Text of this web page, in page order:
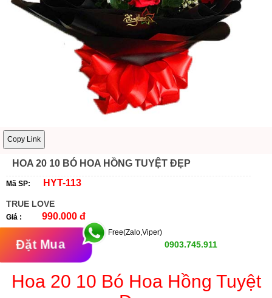
Copy Link
HOA 20 10 BÓ HOA HỒNG TUYỆT ĐẸP
Mã SP: HYT-113
TRUE LOVE
Giá : 990.000 đ
Đặt Mua
Free(Zalo,Viper)
0903.745.911
Hoa 20 10 Bó Hoa Hồng Tuyệt